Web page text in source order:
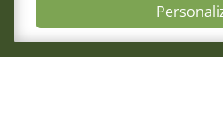
OpenAree